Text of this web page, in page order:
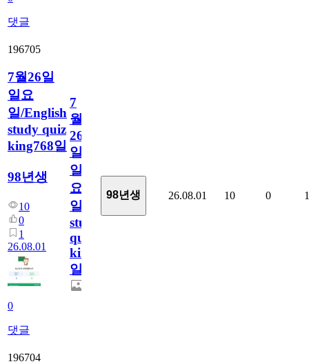
댓글
196705
7월26일
일요
일/English
study quiz
king768일
98년생
10
0
1
26.08.01
0
댓글
7
월
26
일
일
요
일/English
study
quiz
king768
일
98년생 26.08.01 10 0 1
196704